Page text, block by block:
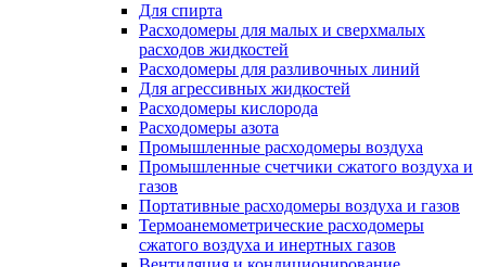
Для спирта
Расходомеры для малых и сверхмалых
расходов жидкостей
Расходомеры для разливочных линий
Для агрессивных жидкостей
Расходомеры кислорода
Расходомеры азота
Промышленные расходомеры воздуха
Промышленные счетчики сжатого воздуха и
газов
Портативные расходомеры воздуха и газов
Термоанемометрические расходомеры
сжатого воздуха и инертных газов